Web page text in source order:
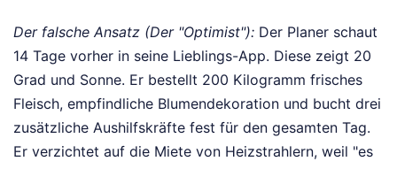
Der falsche Ansatz (Der "Optimist"): Der Planer schaut
14 Tage vorher in seine Lieblings-App. Diese zeigt 20
Grad und Sonne. Er bestellt 200 Kilogramm frisches
Fleisch, empfindliche Blumendekoration und bucht drei
zusätzliche Aushilfskräfte fest für den gesamten Tag.
Er verzichtet auf die Miete von Heizstrahlern, weil "es